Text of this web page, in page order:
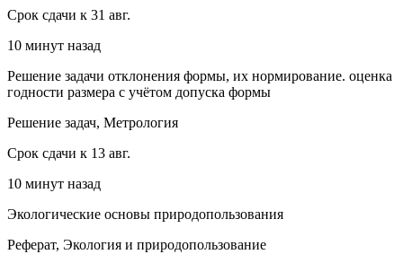
Срок сдачи к 31 авг.
10 минут назад
Решение задачи отклонения формы, их нормирование. оценка
годности размера с учётом допуска формы
Решение задач, Метрология
Срок сдачи к 13 авг.
10 минут назад
Экологические основы природопользования
Реферат, Экология и природопользование